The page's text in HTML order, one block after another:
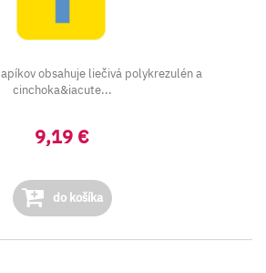
obsahuje liečivá polykrezulén a
cinchoka&iacute...
9,19 €
do košíka